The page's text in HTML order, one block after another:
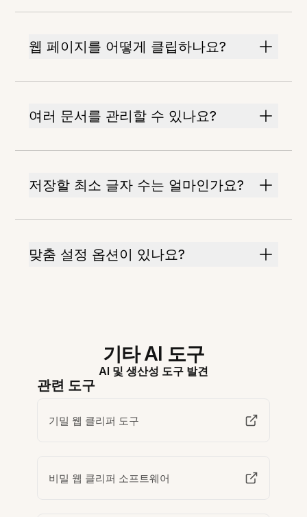
웹 페이지를 어떻게 클립하나요?
여러 문서를 관리할 수 있나요?
저장할 최소 글자 수는 얼마인가요?
맞춤 설정 옵션이 있나요?
기타 AI 도구
AI 및 생산성 도구 발견
관련 도구
기밀 웹 클리퍼 도구
비밀 웹 클리퍼 소프트웨어